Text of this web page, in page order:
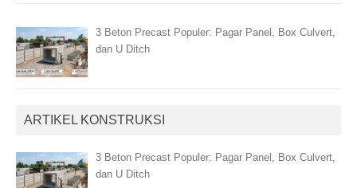
3 Beton Precast Populer: Pagar Panel, Box Culvert,
dan U Ditch
ARTIKEL KONSTRUKSI
3 Beton Precast Populer: Pagar Panel, Box Culvert,
dan U Ditch